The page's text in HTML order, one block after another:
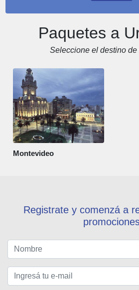
Paquetes a
Seleccione el destino de
Montevideo
Registrate y comenzá a